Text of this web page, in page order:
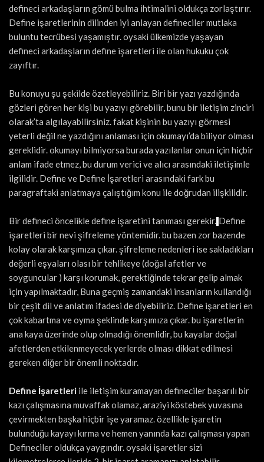
defineci arkadaşların gömü bulma ihtimalini oldukça zorlaştırır.
Define işaretlerinin dilinden iyi anlayan defineciler mutlaka
buluntu tecrübesi yaşamıştır. oysaki ülkemizde yaşayan
defineci arkadaşların define işaretleri ile olan hukuku çok
zayıftır.
Bu konuyu şu şekilde özetleyebiliriz. Biri bir yazı yazdığında
gözleri gören her kişi bu yazıyı görebilir, bunu bir iletişim zinciri
olarak’ta algılayabilirsiniz. fakat kişinin bu yazıyı görmesi
yeterli değil ne yazdığını anlaması için okumayı’da biliyor olması
gereklidir. okumayı bilmiyorsa burada yazılanlar onun için hiçbir
anlam ifade etmez, bu durum verici ve alıcı arasındaki iletişimle
ilgilidir. Define ve Define İşaretleri arasındaki fark bu
paragraftaki anlatmaya çalıştığım konu ile doğrudan ilişkilidir.
Bir defineci öncelikle define işaretini tanıması gerekir. Define
işaretleri bir nevi şifreleme yöntemidir. bu bazen zor bazende
kolay olarak karşımıza çıkar. şifreleme nedenleri ise sakladıkları
değerli eşyaları olası bir tehlikeye (doğal afetler ve
soyguncular ) karşı korumak, gerektiğinde tekrar gelip almak
için yapılmaktadır, Buna geçmiş zamandaki insanların kullandığı
bir çeşit dil ve anlatım ifadesi de diyebiliriz. Define işaretleri en
çok kabartma ve oyma şeklinde karşımıza çıkar. bu işaretlerin
ana kaya üzerinde olup olmadığı önemlidir, bu kayalar doğal
afetlerden etkilenmeyecek yerlerde olması dikkat edilmesi
gereken diğer bir önemli noktadır.
Define İşaretleri ile iletişim kuramayan defineciler başarılı bir
kazı çalışmasına muvaffak olamaz, araziyi köstebek yuvasına
çevirmekten başka hiçbir işe yaramaz. özellikle işaretin
bulunduğu kayayı kırma ve hemen yanında kazı çalışması yapan
Defineciler oldukça yaygındır. oysaki işaretler sizi